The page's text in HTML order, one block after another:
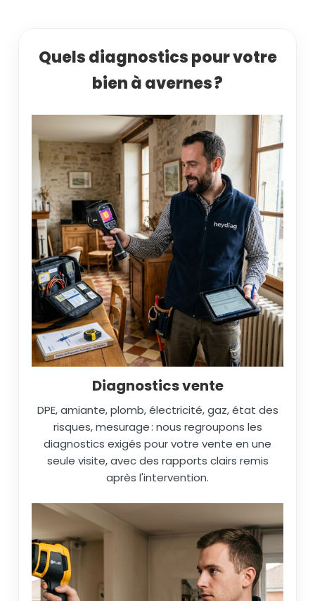
Quels diagnostics pour votre
bien à avernes ?
Diagnostics vente
DPE, amiante, plomb, électricité, gaz, état des
risques, mesurage : nous regroupons les
diagnostics exigés pour votre vente en une
seule visite, avec des rapports clairs remis
après l'intervention.